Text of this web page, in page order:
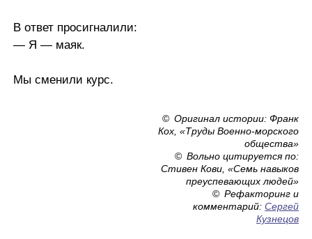
В ответ просигналили:
— Я — маяк.
Мы сменили курс.
© Оригинал истории: Франк
Кох, «Труды Военно-морского
общества»
© Вольно цитируется по:
Стивен Кови, «Семь навыков
преуспевающих людей»
© Рефакторинг и
комментарий:Сергей
Кузнецов